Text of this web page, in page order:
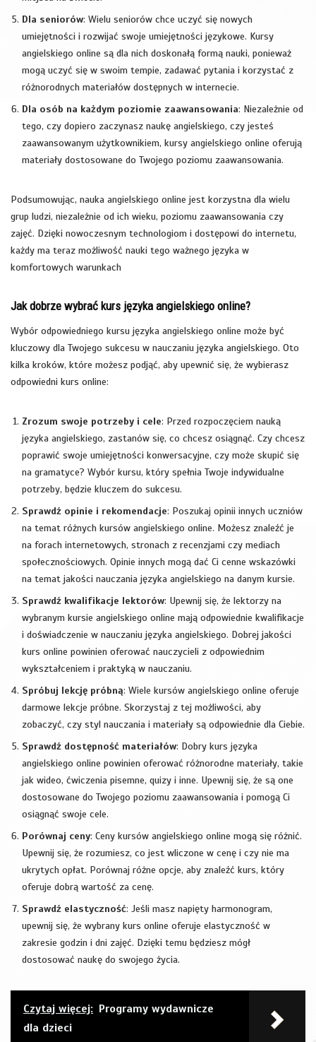
Dla seniorów: Wielu seniorów chce uczyć się nowych
umiejętności i rozwijać swoje umiejętności językowe. Kursy
angielskiego online są dla nich doskonałą formą nauki, ponieważ
mogą uczyć się w swoim tempie, zadawać pytania i korzystać z
różnorodnych materiałów dostępnych w internecie.
Dla osób na każdym poziomie zaawansowania: Niezależnie od
tego, czy dopiero zaczynasz naukę angielskiego, czy jesteś
zaawansowanym użytkownikiem, kursy angielskiego online oferują
materiały dostosowane do Twojego poziomu zaawansowania.
Podsumowując, nauka angielskiego online jest korzystna dla wielu
grup ludzi, niezależnie od ich wieku, poziomu zaawansowania czy
zajęć. Dzięki nowoczesnym technologiom i dostępowi do internetu,
każdy ma teraz możliwość nauki tego ważnego języka w
komfortowych warunkach
Jak dobrze wybrać kurs języka angielskiego online?
Wybór odpowiedniego kursu języka angielskiego online może być
kluczowy dla Twojego sukcesu w nauczaniu języka angielskiego. Oto
kilka kroków, które możesz podjąć, aby upewnić się, że wybierasz
odpowiedni kurs online:
Zrozum swoje potrzeby i cele: Przed rozpoczęciem nauką
języka angielskiego, zastanów się, co chcesz osiągnąć. Czy chcesz
poprawić swoje umiejętności konwersacyjne, czy może skupić się
na gramatyce? Wybór kursu, który spełnia Twoje indywidualne
potrzeby, będzie kluczem do sukcesu.
Sprawdź opinie i rekomendacje: Poszukaj opinii innych uczniów
na temat różnych kursów angielskiego online. Możesz znaleźć je
na forach internetowych, stronach z recenzjami czy mediach
społecznościowych. Opinie innych mogą dać Ci cenne wskazówki
na temat jakości nauczania języka angielskiego na danym kursie.
Sprawdź kwalifikacje lektorów: Upewnij się, że lektorzy na
wybranym kursie angielskiego online mają odpowiednie kwalifikacje
i doświadczenie w nauczaniu języka angielskiego. Dobrej jakości
kurs online powinien oferować nauczycieli z odpowiednim
wykształceniem i praktyką w nauczaniu.
Spróbuj lekcję próbną: Wiele kursów angielskiego online oferuje
darmowe lekcje próbne. Skorzystaj z tej możliwości, aby
zobaczyć, czy styl nauczania i materiały są odpowiednie dla Ciebie.
Sprawdź dostępność materiałów: Dobry kurs języka
angielskiego online powinien oferować różnorodne materiały, takie
jak wideo, ćwiczenia pisemne, quizy i inne. Upewnij się, że są one
dostosowane do Twojego poziomu zaawansowania i pomogą Ci
osiągnąć swoje cele.
Porównaj ceny: Ceny kursów angielskiego online mogą się różnić.
Upewnij się, że rozumiesz, co jest wliczone w cenę i czy nie ma
ukrytych opłat. Porównaj różne opcje, aby znaleźć kurs, który
oferuje dobrą wartość za cenę.
Sprawdź elastyczność: Jeśli masz napięty harmonogram,
upewnij się, że wybrany kurs online oferuje elastyczność w
zakresie godzin i dni zajęć. Dzięki temu będziesz mógł
dostosować naukę do swojego życia.
Czytaj więcej: Programy wydawnicze
dla dzieci